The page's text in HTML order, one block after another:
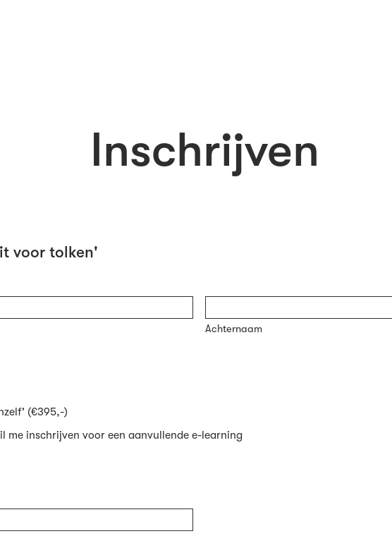
Inschrijven
voor tolken'
Achternaam
(€395,-)
me inschrijven voor een aanvullende e-learning